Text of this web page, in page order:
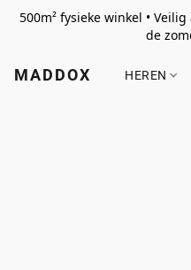
500m² fysieke winkel •
de
MADDOX HEREN